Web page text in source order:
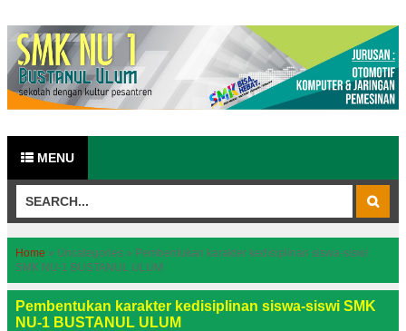
MENU
Home » Uncategories » Pembentukan karakter kedisiplinan siswa-siswi
SMK NU-1 BUSTANUL ULUM
Pembentukan karakter kedisiplinan siswa-siswi SMK
NU-1 BUSTANUL ULUM